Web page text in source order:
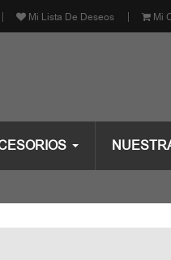
Mi Lista De Deseos Mi